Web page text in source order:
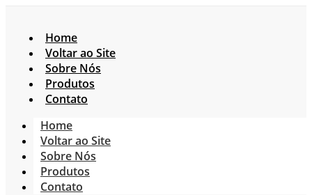
Home
Voltar ao Site
Sobre Nós
Produtos
Contato
Home
Voltar ao Site
Sobre Nós
Produtos
Contato